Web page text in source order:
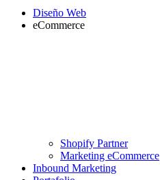
Diseño Web
eCommerce
Shopify Partner
Marketing eCommerce
Inbound Marketing